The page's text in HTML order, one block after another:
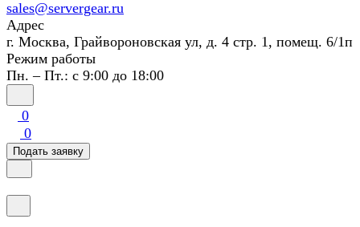
sales@servergear.ru
Адрес
г. Москва, Грайвороновская ул, д. 4 стр. 1, помещ. 6/1п
Режим работы
Пн. – Пт.: с 9:00 до 18:00
0
0
Подать заявку